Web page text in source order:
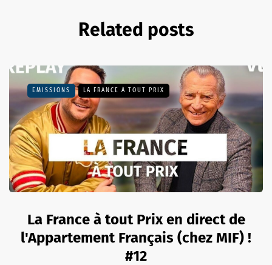
Related posts
EMISSIONS LA FRANCE À TOUT PRIX
La France à tout Prix en direct de
l'Appartement Français (chez MIF) !
#12